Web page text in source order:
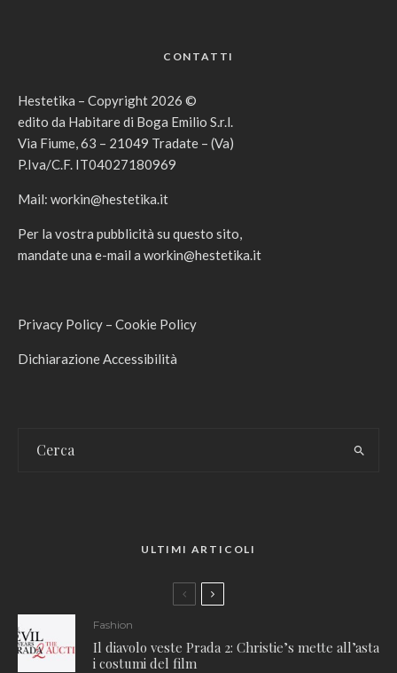
CONTATTI
Hestetika – Copyright 2026 ©
edito da Habitare di Boga Emilio S.r.l.
Via Fiume, 63 – 21049 Tradate – (Va)
P.Iva/C.F. IT04027180969
Mail: workin@hestetika.it
Per la vostra pubblicità su questo sito,
mandate una e-mail a workin@hestetika.it
Privacy Policy – Cookie Policy
Dichiarazione Accessibilità
ULTIMI ARTICOLI
Fashion
Il diavolo veste Prada 2: Christie’s mette all’asta
i costumi del film